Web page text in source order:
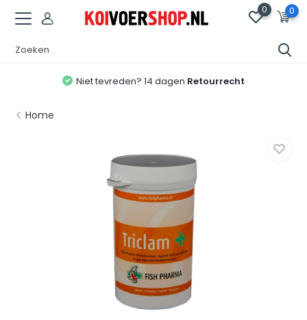
0 0
Niet tevreden? 14 dagen Retourrecht
Home